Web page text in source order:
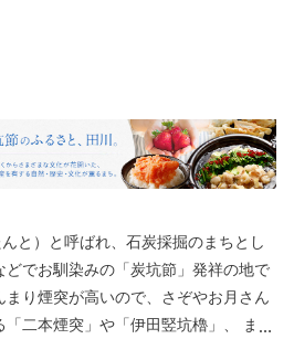
と）と呼ばれ、石炭採掘のまちとし
どでお馴染みの「炭坑節」発祥の地で
まり煙突が高いので、さぞやお月さん
二本煙突」や「伊田竪坑櫓」、 ま